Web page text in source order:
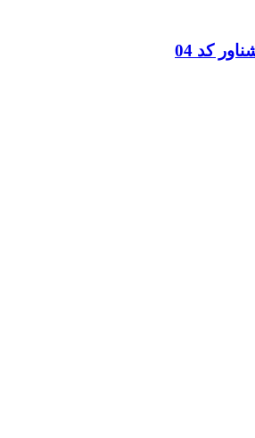
کد 04